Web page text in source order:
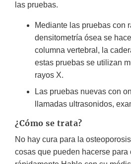
las pruebas.
Mediante las pruebas con
densitometría ósea se
columna vertebral, la
estas pruebas se utilizan
rayos X.
Las pruebas nuevas con
llamadas ultrasonidos,
¿Cómo se trata?
No hay cura para la
cosas que pueden hacerse para